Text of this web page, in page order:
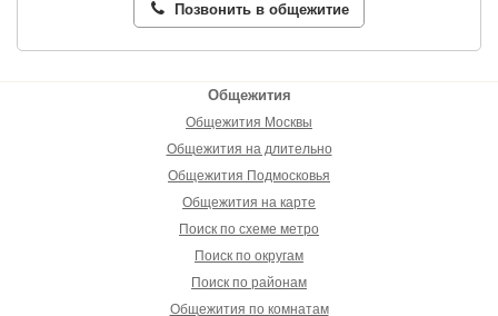
Позвонить в общежитие
Общежития
Общежития Москвы
Общежития на длительно
Общежития Подмосковья
Общежития на карте
Поиск по схеме метро
Поиск по округам
Поиск по районам
Общежития по комнатам